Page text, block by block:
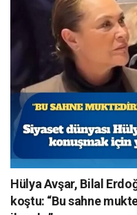
Hülya Avşar, Bilal
koştu: “Bu sahne